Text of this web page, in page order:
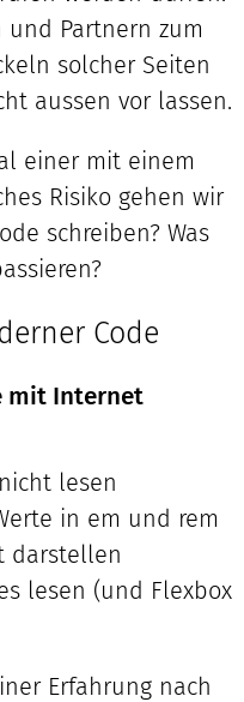
und Partnern zum
solcher Seiten
aussen vor lassen.
einer mit einem
Risiko gehen wir
schreiben? Was
Code
mit Internet
lesen
in em und rem
darstellen
lesen (und Flexbox
Erfahrung nach